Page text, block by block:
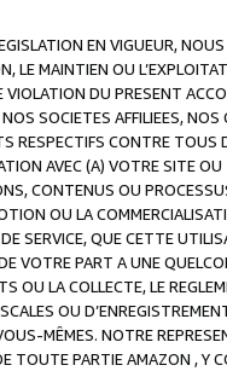
EN VIGUEUR,
LE MAINTIEN OU
VIOLATION DU PRESENT
SOCIETES AFFILIEES,
RESPECTIFS CONTRE
AVEC (A) VOTRE SITE
CONTENUS OU
OU LA
SERVICE, QUE CETTE
VOTRE PART A UNE
OU LA COLLECTE, LE
OU
MÊMES. NOTRE
TOUTE PARTIE AMAZON , Y